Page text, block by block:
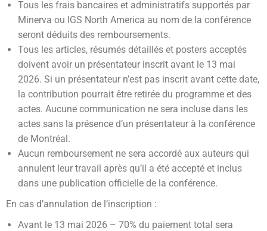
Tous les frais bancaires et administratifs supportés par
Minerva ou IGS North America au nom de la conférence
seront déduits des remboursements.
Tous les articles, résumés détaillés et posters acceptés
doivent avoir un présentateur inscrit avant le 13 mai
2026. Si un présentateur n’est pas inscrit avant cette date,
la contribution pourrait être retirée du programme et des
actes. Aucune communication ne sera incluse dans les
actes sans la présence d’un présentateur à la conférence
de Montréal.
Aucun remboursement ne sera accordé aux auteurs qui
annulent leur travail après qu’il a été accepté et inclus
dans une publication officielle de la conférence.
En cas d’annulation de l’inscription :
Avant le 13 mai 2026 – 70% du paiement total sera